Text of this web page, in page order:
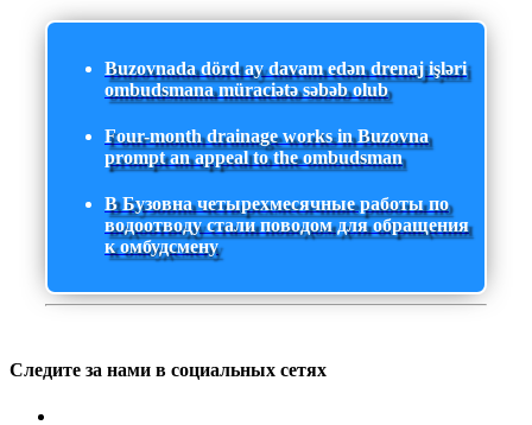
Buzovnada dörd ay davam edən drenaj işləri
ombudsmana müraciətə səbəb olub
Four-month drainage works in Buzovna
prompt an appeal to the ombudsman
В Бузовна четырехмесячные работы по
водоотводу стали поводом для обращения
к омбудсмену
Следите за нами в социальных сетях